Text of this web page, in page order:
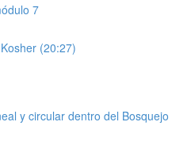
7
(20:27)
y circular dentro del Bosquejo